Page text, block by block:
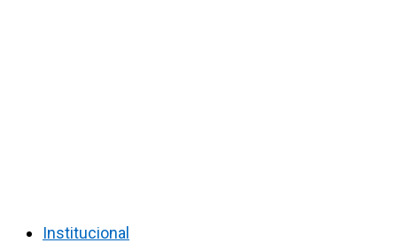
Institucional